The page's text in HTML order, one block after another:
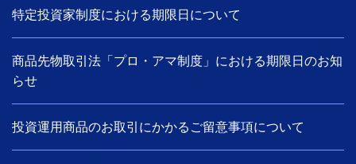
特定投資家制度における期限日について
商品先物取引法「プロ・アマ制度」における期限日のお知
らせ
投資運用商品のお取引にかかるご留意事項について